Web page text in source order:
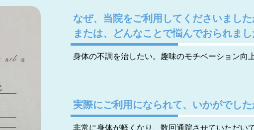
なぜ、当院をご利用してくださいました
または、どんなことで悩んでおられまし
身体の不調を治したい。趣味のモチベーション向
実際にご利用になられて、いかがでした
非常に身体が軽くなり、数回通院させていただい